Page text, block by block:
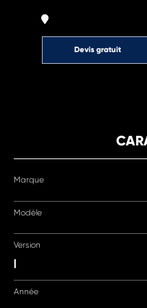
Devis gratuit
Marque
Modèle
Version
|
Année